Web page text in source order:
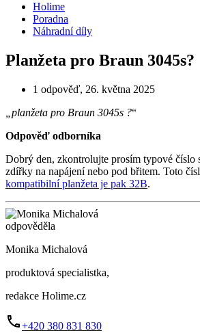
Holime
Poradna
Náhradní díly
Planžeta pro Braun 3045s?
1 odpověď, 26. května 2025
„planžeta pro Braun 3045s ?“
Odpověď odborníka
Dobrý den, zkontrolujte prosím typové číslo
zdířky na napájení nebo pod břitem. Toto
kompatibilní planžeta je pak 32B.
odpověděla
Monika Michalová
produktová specialistka,
redakce Holime.cz
+420 380 831 830